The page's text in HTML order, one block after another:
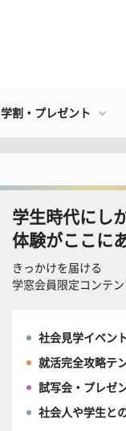
学割・プレゼント
学生時代にし
体験がここに
きっかけを届ける
学窓会員限定コンテン
社会見学イベン
就活完全攻略テ
試写会・プレゼ
社会人や学生と